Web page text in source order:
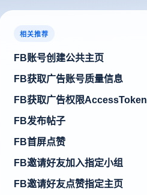
相关推荐
FB账号创建公共主页
FB获取广告账号质量信息
FB获取广告权限AccessToken
FB发布帖子
FB首屏点赞
FB邀请好友加入指定小组
FB邀请好友点赞指定主页